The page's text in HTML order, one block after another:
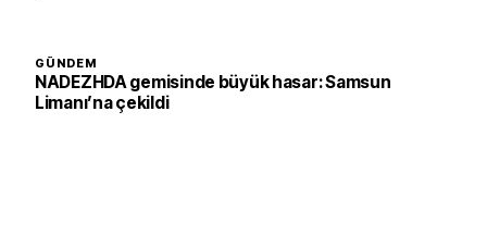
GÜNDEM
NADEZHDA gemisinde büyük hasar: Samsun
Limanı’na çekildi